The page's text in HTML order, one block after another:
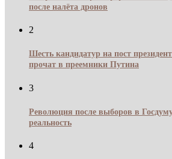
после налёта дронов
2
Шесть кандидатур на пост
прочат в преемники Путина
3
Революция после выборов в
реальность
4